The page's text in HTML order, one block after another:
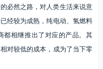
必然之路，对人类生活来说意
经较为成熟，纯电动、氢燃料
都相继推出了对应的产品。其
对较低的成本，成为了当下零